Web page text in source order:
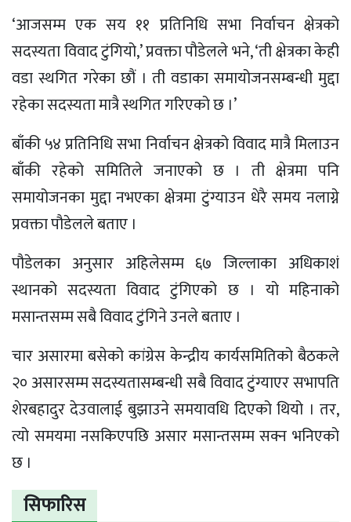
‘आजसम्म एक सय ११ प्रतिनिधि सभा निर्वाचन क्षेत्रको
सदस्यता विवाद टुंगियो,’ प्रवक्ता पौडेलले भने, ‘ती क्षेत्रका केही
वडा स्थगित गरेका छौं । ती वडाका समायोजनसम्बन्धी मुद्दा
रहेका सदस्यता मात्रै स्थगित गरिएको छ ।’
बाँकी ५४ प्रतिनिधि सभा निर्वाचन क्षेत्रको विवाद मात्रै मिलाउन
बाँकी रहेको समितिले जनाएको छ । ती क्षेत्रमा पनि
समायोजनका मुद्दा नभएका क्षेत्रमा टुंग्याउन धेरै समय नलाग्ने
प्रवक्ता पौडेलले बताए ।
पौडेलका अनुसार अहिलेसम्म ६७ जिल्लाका अधिकाशं
स्थानको सदस्यता विवाद टुंगिएको छ । यो महिनाको
मसान्तसम्म सबै विवाद टुंगिने उनले बताए ।
चार असारमा बसेको कांग्रेस केन्द्रीय कार्यसमितिको बैठकले
२० असारसम्म सदस्यतासम्बन्धी सबै विवाद टुंग्याएर सभापति
शेरबहादुर देउवालाई बुझाउने समयावधि दिएको थियो । तर,
त्यो समयमा नसकिएपछि असार मसान्तसम्म सक्न भनिएको
छ ।
सिफारिस